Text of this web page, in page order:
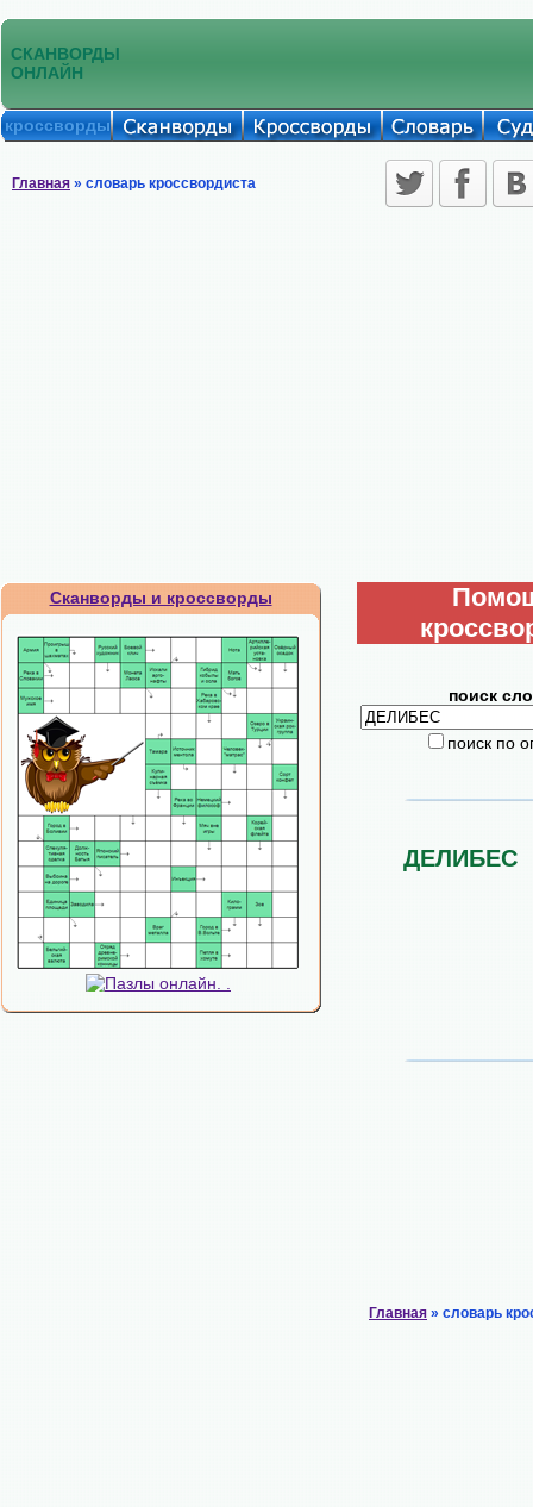
СКАНВОРДЫ
ОНЛАЙН
кроссворды
Главная » словарь кроссвордиста
Сканворды и кроссворды
поиск
поиск по
ДЕЛИБЕС
Главная » словарь